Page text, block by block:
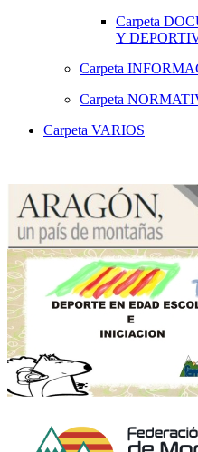
Carpeta
Y
Carpeta
Carpeta
Carpeta VARIOS